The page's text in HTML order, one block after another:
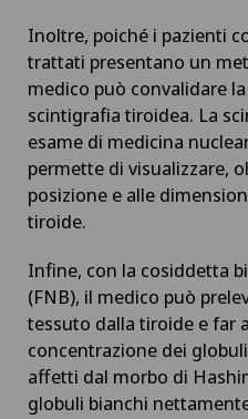
Dermatologia e
Dermatologia estetica
Dermopigmentazione
Diabetologia
DIAfit – Diabetes and
Disfunzione erettile
Dispositivi medici
Inoltre, poiché i pazienti
trattati presentano un
medico può convalidare
scintigrafia tiroidea. La
esame di medicina
permette di visualizzare,
posizione e alle
tiroide.
Infine, con la cosiddetta
(FNB), il medico può
tessuto dalla tiroide e far
concentrazione dei
affetti dal morbo di
globuli bianchi